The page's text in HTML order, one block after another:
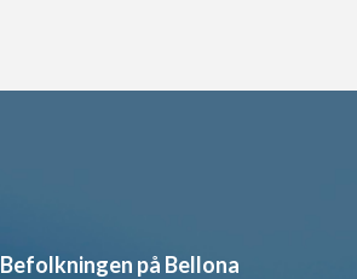
Befolkningen på Bellona